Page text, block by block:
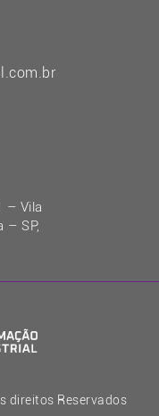
– Vila
– SP,
direitos Reservados